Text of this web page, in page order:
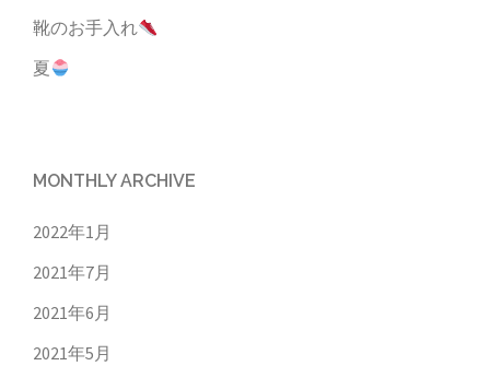
靴のお手入れ
夏
MONTHLY ARCHIVE
2022年1月
2021年7月
2021年6月
2021年5月